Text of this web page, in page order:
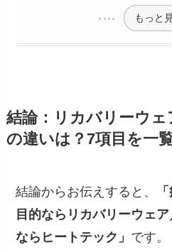
もっと
結論：リカバリーウ
の違いは？7項目を一
結論からお伝えすると、
目的ならリカバリーウェ
ならヒートテック」 です。